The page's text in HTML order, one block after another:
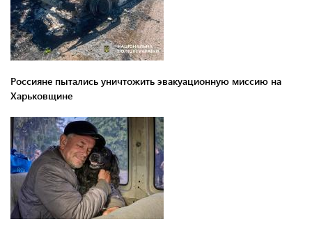
Россияне пытались уничтожить эвакуационную миссию на
Харьковщине